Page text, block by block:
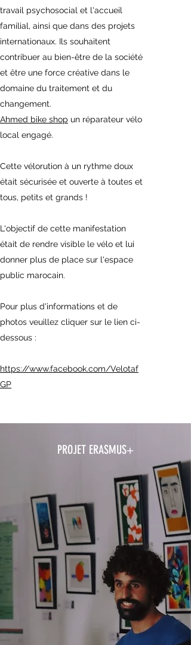
travail psychosocial et l'accueil
familial, ainsi que dans des projets
internationaux. Ils souhaitent
contribuer au bien-être de la société
et être une force créative dans le
domaine du traitement et du
changement.
Ahmed bike shop un réparateur vélo
local engagé.
Cette vélorution à un rythme doux
était sécurisée et ouverte à toutes et
tous, petits et grands !
L'objectif de cette manifestation
était de rendre visible le vélo et lui
donner plus de place sur l'espace
public marocain.
Pour plus d'informations et de
photos veuillez cliquer sur le lien ci-
dessous :
https://www.facebook.com/Velotaf
GP
PROJET ERASMUS+